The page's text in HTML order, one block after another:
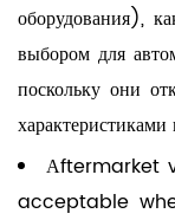
оборудования),
выбором для
поскольку они
Аftermarket
acceptable